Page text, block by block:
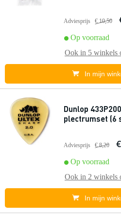
Adviesprijs € 10,50
Op voorraad
Ook in 5 winkels
In mijn
Dunlop
plectrumset (6
Adviesprijs € 8,20
Op voorraad
Ook in 2 winkels
In mijn